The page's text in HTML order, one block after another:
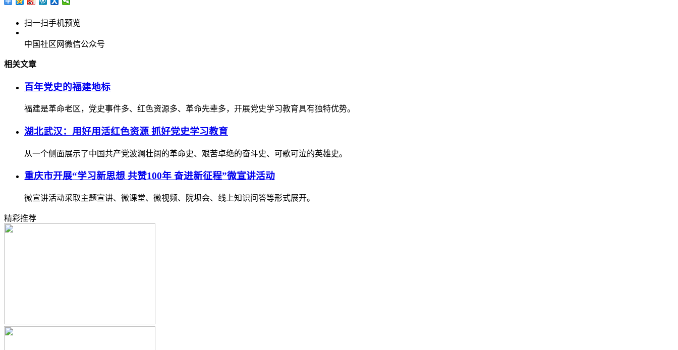
扫一扫手机预览
中国社区网微信公众号
相关文章
百年党史的福建地标
福建是革命老区，党史事件多、红色资源多、革命先辈多，开展党史学习教育具有独特优势。
湖北武汉：用好用活红色资源 抓好党史学习教育
从一个侧面展示了中国共产党波澜壮阔的革命史、艰苦卓绝的奋斗史、可歌可泣的英雄史。
重庆市开展“学习新思想 共赞100年 奋进新征程”微宣讲活动
微宣讲活动采取主题宣讲、微课堂、微视频、院坝会、线上知识问答等形式展开。
精彩推荐